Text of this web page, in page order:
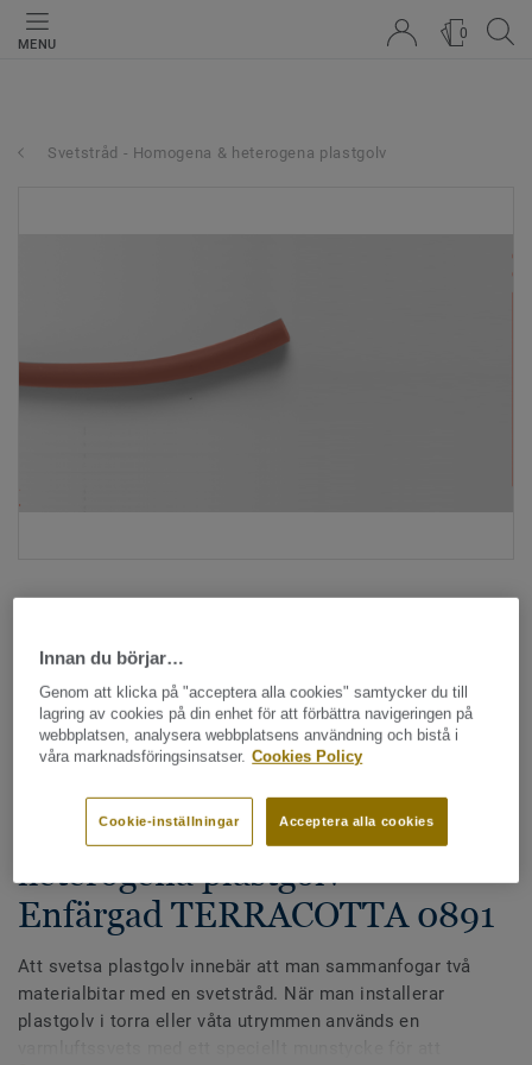
MENU
0
Svetstråd - Homogena & heterogena plastgolv
Hela kollektionen - LRV och NCS (1355)
Alla tillbehör|Svetstråd
Svetstråd - Homogena &
heterogena plastgolv -
Enfärgad TERRACOTTA 0891
Att svetsa plastgolv innebär att man sammanfogar två
materialbitar med en svetstråd. När man installerar
plastgolv i torra eller våta utrymmen används en
Innan du börjar…
Genom att klicka på "acceptera alla cookies" samtycker du till
lagring av cookies på din enhet för att förbättra navigeringen på
webbplatsen, analysera webbplatsens användning och bistå i
våra marknadsföringsinsatser. Cookies Policy
Acceptera alla cookies
Cookie-inställningar